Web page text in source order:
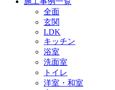
全面
玄関
LDK
キッチン
浴室
洗面室
トイレ
洋室・和室